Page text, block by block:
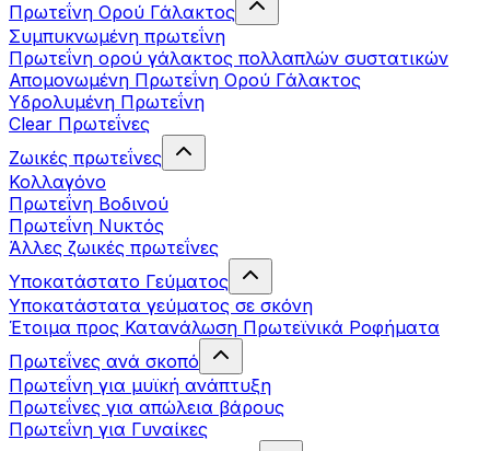
Πρωτεΐνη Ορού Γάλακτος
Συμπυκνωμένη πρωτεΐνη
Πρωτεΐνη ορού γάλακτος πολλαπλών συστατικών
Απομονωμένη Πρωτεΐνη Ορού Γάλακτος
Υδρολυμένη Πρωτεΐνη
Clear Πρωτεΐνες
Ζωικές πρωτεΐνες
Κολλαγόνο
Πρωτεΐνη Βοδινού
Πρωτεΐνη Νυκτός
Άλλες ζωικές πρωτεΐνες
Υποκατάστατο Γεύματος
Υποκατάστατα γεύματος σε σκόνη
Έτοιμα προς Κατανάλωση Πρωτεϊνικά Ροφήματα
Πρωτεΐνες ανά σκοπό
Πρωτεΐνη για μυϊκή ανάπτυξη
Πρωτεΐνες για απώλεια βάρους
Πρωτεΐνη για Γυναίκες